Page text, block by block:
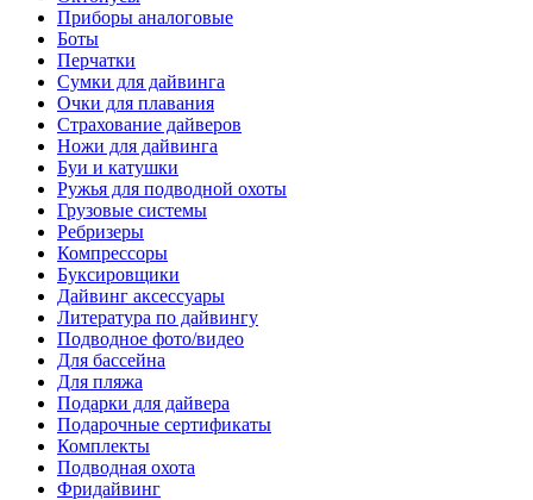
Приборы аналоговые
Боты
Перчатки
Сумки для дайвинга
Очки для плавания
Страхование дайверов
Ножи для дайвинга
Буи и катушки
Ружья для подводной охоты
Грузовые системы
Ребризеры
Компрессоры
Буксировщики
Дайвинг аксессуары
Литература по дайвингу
Подводное фото/видео
Для бассейна
Для пляжа
Подарки для дайвера
Подарочные сертификаты
Комплекты
Подводная охота
Фридайвинг